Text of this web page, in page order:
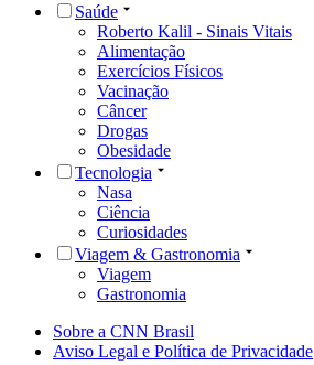
Saúde
Roberto Kalil - Sinais Vitais
Alimentação
Exercícios Físicos
Vacinação
Câncer
Drogas
Obesidade
Tecnologia
Nasa
Ciência
Curiosidades
Viagem & Gastronomia
Viagem
Gastronomia
Sobre a CNN Brasil
Aviso Legal e Política de Privacidade